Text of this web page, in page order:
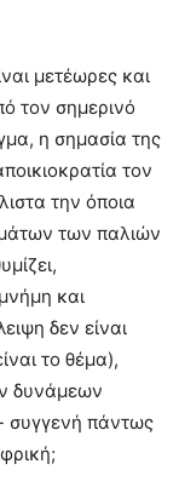
μετέωρες και
τον σημερινό
η σημασία της
τον
την όποια
των παλιών
και
δεν είναι
το θέμα),
δυνάμεων
συγγενή πάντως